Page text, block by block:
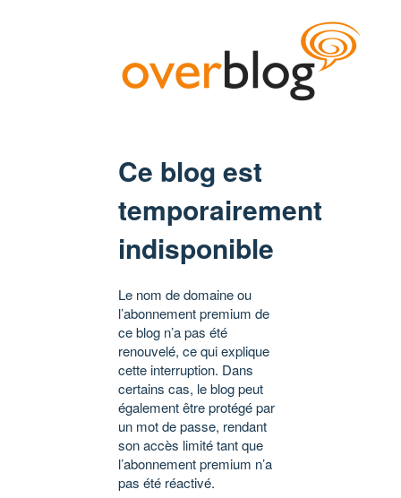
Ce blog est
temporairement
indisponible
Le nom de domaine ou
l’abonnement premium de
ce blog n’a pas été
renouvelé, ce qui explique
cette interruption. Dans
certains cas, le blog peut
également être protégé par
un mot de passe, rendant
son accès limité tant que
l’abonnement premium n’a
pas été réactivé.